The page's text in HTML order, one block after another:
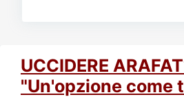
UCCIDERE
"Un'opzione come